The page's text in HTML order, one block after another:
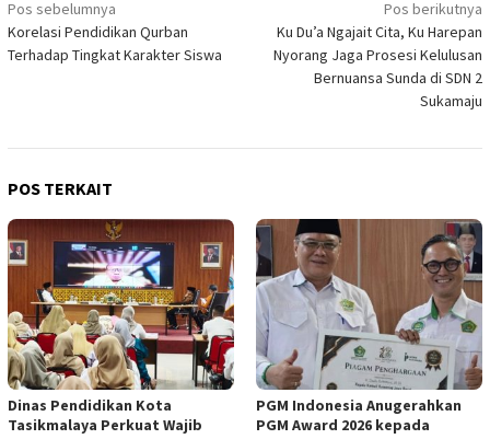
Navigasi
pos
Pos sebelumnya
Korelasi Pendidikan Qurban
Terhadap Tingkat Karakter Siswa
Pos berikutnya
Ku Du’a Ngajait Cita, Ku Harepan
Nyorang Jaga Prosesi Kelulusan
Bernuansa Sunda di SDN 2
Sukamaju
POS TERKAIT
Dinas Pendidikan Kota
Tasikmalaya Perkuat Wajib
PGM Indonesia Anugerahkan
PGM Award 2026 kepada